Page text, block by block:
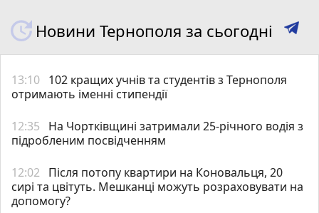
Новини Тернополя за сьогодні
13:10 102 кращих учнів та студентів з Тернополя
отримають іменні стипендії
12:35
На Чортківщині затримали 25-річного водія з
підробленим посвідченням
12:02
Після потопу квартири на Коновальця, 20
сирі та цвітуть. Мешканці можуть розраховувати на
допомогу?